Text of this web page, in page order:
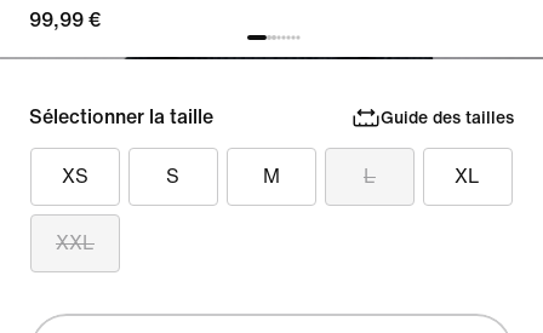
99,99 €
Sélectionner la taille Guide des tailles
XS S M L XL
XXL